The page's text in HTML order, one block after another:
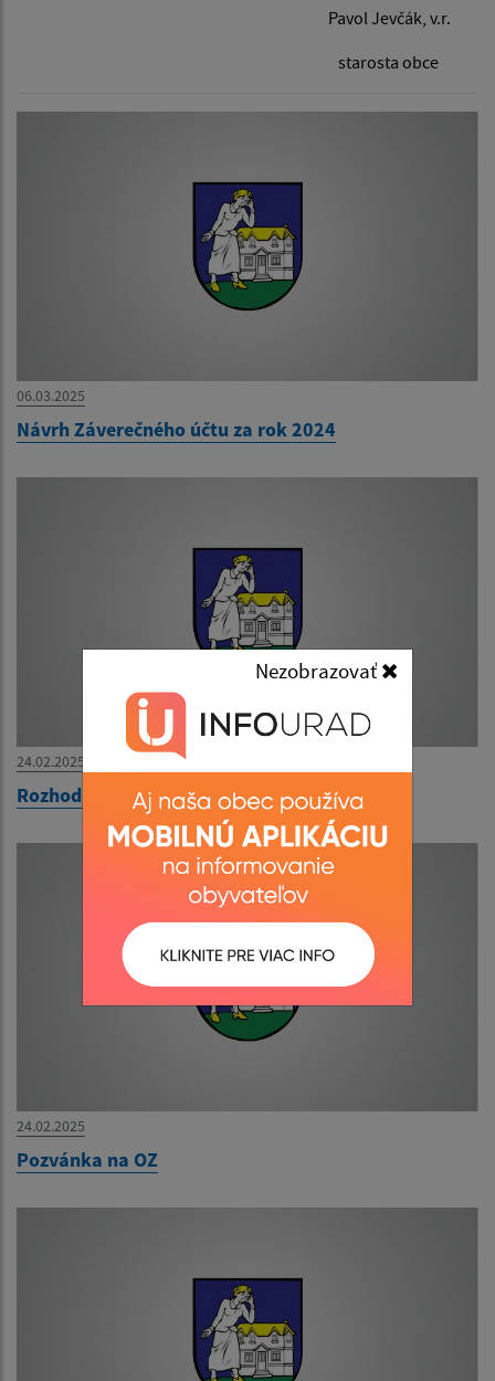
Nezobrazovať
Pavol Jevčák, v.r.
starosta obce
06.03.2025
Návrh Záverečného účtu za rok 2024
24.02.2025
Rozhodnutie
24.02.2025
Pozvánka na OZ